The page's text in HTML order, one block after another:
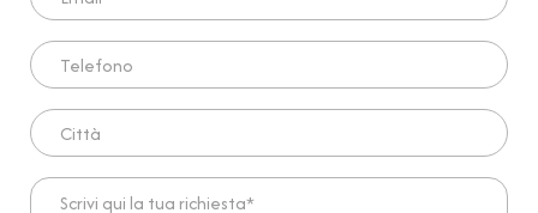
Telefono
Città
Scrivi qui la tua richiesta*